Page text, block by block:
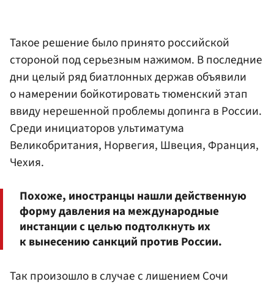
Такое решение было принято российской
стороной под серьезным нажимом. В последние
дни целый ряд биатлонных держав объявили
о намерении бойкотировать тюменский этап
ввиду нерешенной проблемы допинга в России.
Среди инициаторов ультиматума
Великобритания, Норвегия, Швеция, Франция,
Чехия.
Похоже, иностранцы нашли действенную
форму давления на международные
инстанции с целью подтолкнуть их
к вынесению санкций против России.
Так произошло в случае с лишением Сочи